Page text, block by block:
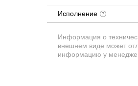
Исполнение
Информация о
внешнем виде может
информацию у